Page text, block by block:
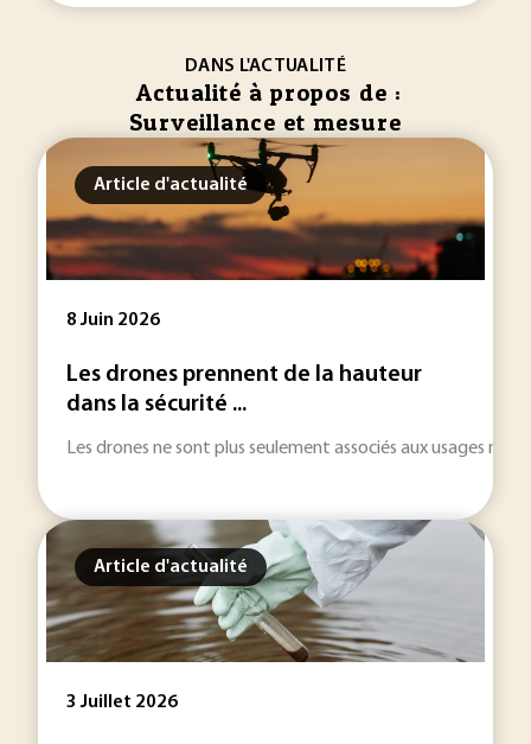
DANS L'ACTUALITÉ
Actualité à propos de :
Surveillance et mesure
Article d'actualité
8 Juin 2026
Les drones prennent de la hauteur
dans la sécurité ...
Les drones ne sont plus seulement associés aux usages
Article d'actualité
3 Juillet 2026